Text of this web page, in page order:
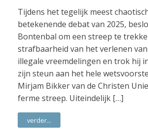
Tijdens het tegelijk meest
betekenende debat van 2025,
Bontenbal om een streep te
strafbaarheid van het verlenen
illegale vreemdelingen en trok hij
zijn steun aan het hele
Mirjam Bikker van de Christen
ferme streep. Uiteindelijk […]
verder...